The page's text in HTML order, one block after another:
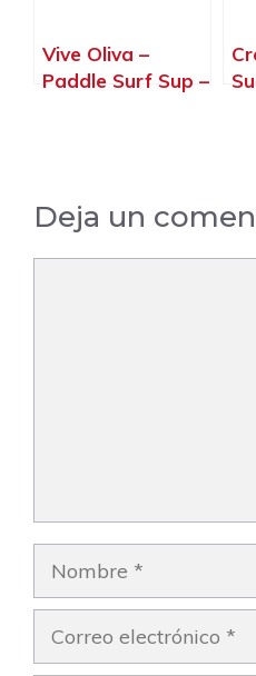
Vive Oliva –
Paddle Surf Sup –
Deja un
Nombre
Correo
electrónico